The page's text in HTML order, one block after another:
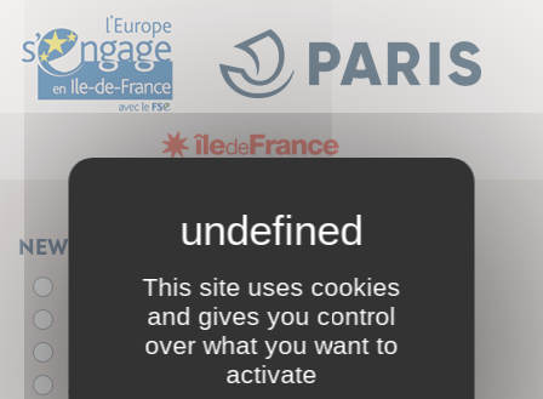
Newsletter
- de 26 ans
+ de 26 ans
Acteur.trice de l'insertion sociale et
This site uses cookies
and gives you control
over what you want to
activate